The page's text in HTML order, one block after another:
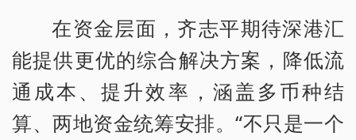
在资金层面，齐志平期待深港汇
能提供更优的综合解决方案，降低流
通成本、提升效率，涵盖多币种结
算、两地资金统筹安排。“不只是一个